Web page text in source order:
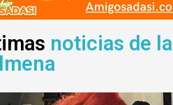
noticias de la